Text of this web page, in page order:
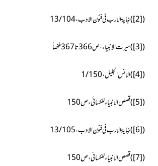
(
[2]
)نہایۃ الارب فی فنون الادب، 13/104
(
[3]
)سیرت الانبیاء، ص366 تا 367 ملخصاً
(
[4]
)الانس الجلیل، 1/150
(
[5]
)قصص الانبیاء للکسائی،ص150
(
[6]
)نہایۃ الارب فی فنون الادب، 13/105
(
[7]
)قصص الانبیاء للکسائی، ص150